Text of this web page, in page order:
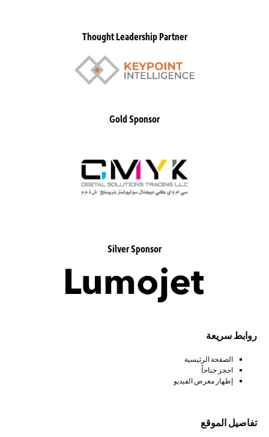
Thought Leadership Partner
Gold Sponsor
Silver Sponsor
روابط سريعة
الصفحة الرئيسية
احجز جناحاً
إظهار معرض الفيديو
تفاصيل الموقع